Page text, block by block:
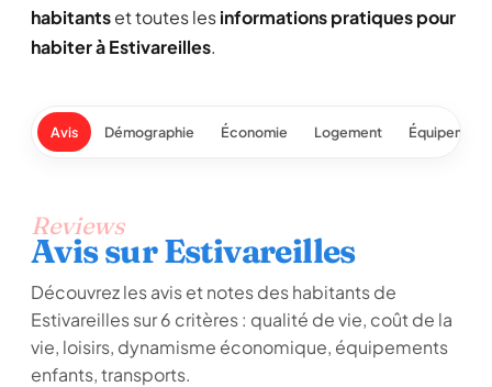
habitantset toutes lesinformations pratiques pour
habiter à Estivareilles.
Avis Démographie Économie Logement
Reviews
Avis sur Estivareilles
Découvrez les avis et notes des habitants de
Estivareilles sur 6 critères : qualité de vie, coût de la
vie, loisirs, dynamisme économique, équipements
enfants, transports.